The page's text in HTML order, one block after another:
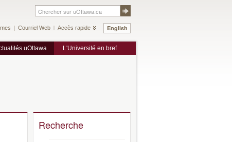
English
Courriel Web Accès rapide
uOttawa L'Université en bref
Recherche